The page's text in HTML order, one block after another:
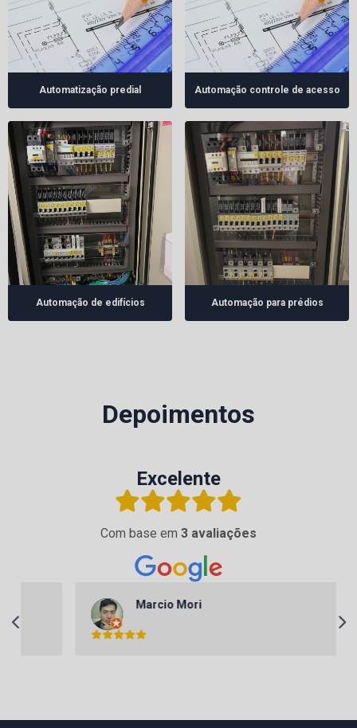
Automatização predial Automação controle de acesso
Automação de edifícios Automação para prédios
Depoimentos
Excelente
Com base em 3 avaliações
Wanderley Stringhini